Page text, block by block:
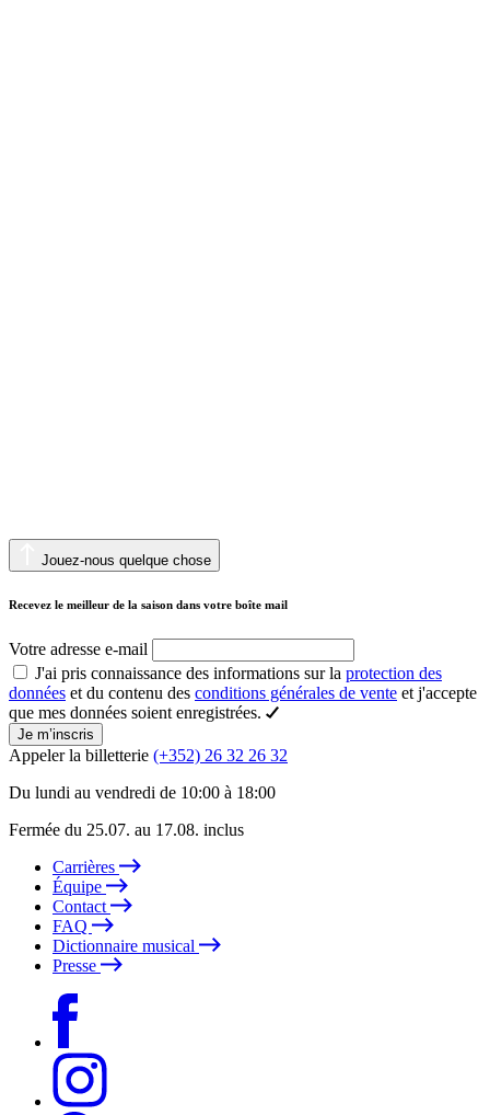
Jouez-nous quelque chose
Recevez le meilleur de la saison dans votre boîte mail
Votre adresse e-mail
J'ai pris connaissance des informations sur la protection des
données et du contenu des conditions générales de vente et j'accepte
que mes données soient enregistrées.
Je m’inscris
Appeler la billetterie (+352) 26 32 26 32
Du lundi au vendredi de 10:00 à 18:00
Fermée du 25.07. au 17.08. inclus
Carrières
Équipe
Contact
FAQ
Dictionnaire musical
Presse